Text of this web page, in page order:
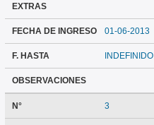
EXTRAS
FECHA DE INGRESO 01-06-2013
F. HASTA INDEFINIDO
OBSERVACIONES
N° 3